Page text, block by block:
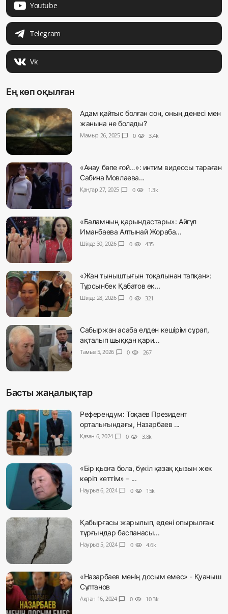
Youtube
Telegram
Vk
Ең көп оқылған
Адам қайтыс болған соң, оның денесі мен
жанына не болады?
Мамыр 26, 2025 chat_bubble 0 visibility 3.4k
«Анау бөпе ғой…»: интим видеосы тараған
Сабина Мовлаева...
Қаңтар 27, 2025 chat_bubble 0 visibility 1.3k
«Баламның қарындастары»: Айгүл
Иманбаева Алтынай Жораба...
Шілде 30, 2026 chat_bubble 0 visibility 435
«Жан тыныштығын тоқалынан тапқан»:
Тұрсынбек Қабатов ек...
Шілде 28, 2026 chat_bubble 0 visibility 321
Сабыржан асаба елден кешірім сұрап,
ақталып шыққан қари...
Тамыз 5, 2026 chat_bubble 0 visibility 267
Басты жаңалықтар
Референдум: Тоқаев Президент
орталығындағы, Назарбаев ...
Қазан 6, 2024 chat_bubble 0 visibility 3.8k
«Бір қызға бола, бүкіл қазақ қызын жек
көріп кеттім» – ...
Наурыз 6, 2024 chat_bubble 0 visibility 15k
Қабырғасы жарылып, едені опырылған:
тұрғындар баспанасы...
Наурыз 5, 2024 chat_bubble 0 visibility 4.6k
«Назарбаев менің досым емес» - Қуаныш
Сұлтанов
Ақпан 16, 2024 chat_bubble 0 visibility 10.3k